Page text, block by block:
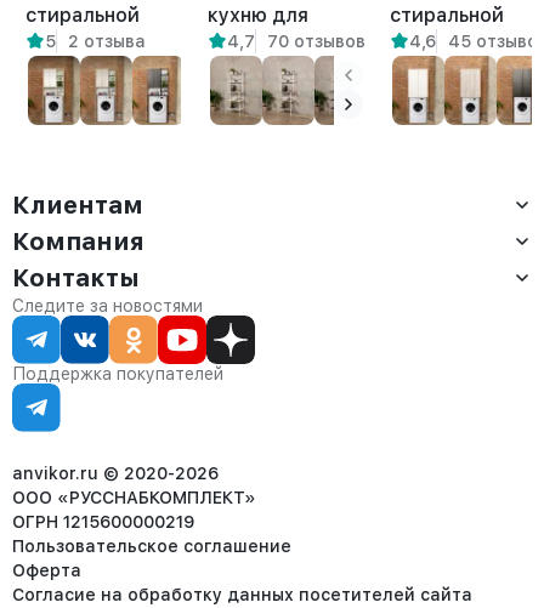
стиральной
машины Креус
амаретто
5 2 отзыва
кухню для
микроволновки
металлический
лофт Истра
белый/
4,7 70 отзывов
стиральной
машиной
напольный Гата
амаретто
4,6 45
Клиентам
Доставка
Оплата
Сервис
Статус заказа
Статьи
Компания
О компании
Контакты
Партнёрам
Контакты
Отдел продаж:
8 (800) 234-22-62
corp@anvikor.ru
Ежедневно, с 7:00-19:00 (МСК)
Отдел рекламации:
8 (953) 455-25-61
Следите за новостями
Поддержка покупателей
anvikor.ru © 2020-2026
ООО «РУССНАБКОМПЛЕКТ»
ОГРН 1215600000219
Пользовательское соглашение
Оферта
Согласие на обработку данных посетителей сайта